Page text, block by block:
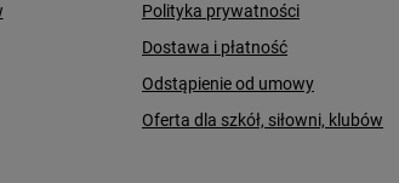
Polityka prywatności
Dostawa i płatność
Odstąpienie od umowy
Oferta dla szkół, siłowni, klubów